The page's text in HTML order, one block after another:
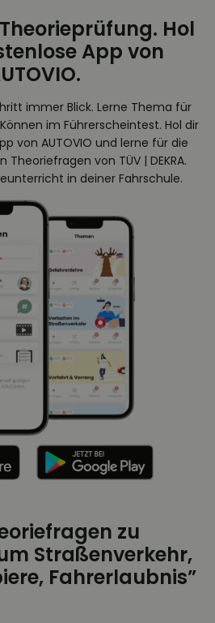
Hol
App von
immer Blick. Lerne Thema für
im Führerscheintest. Hol dir
von AUTOVIO und lerne für die
Theoriefragen von TÜV | DEKRA.
in deiner Fahrschule.
zu
Straßenverkehr,
Fahrerlaubnis”